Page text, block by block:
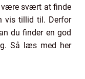
være svært at finde
vis tillid til. Derfor
du finder en god
Så læs med her